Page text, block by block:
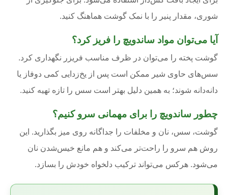
شوری، مقدار پنیر را با نمک گوشت هماهنگ کنید.
آیا می‌توان مواد ساندویچ را فریز کرد؟
گوشت پخته را می‌توان در ظرف مناسب فریزر نگهداری کرد.
سس‌های حاوی شیر ممکن است پس از یخ‌زدایی کمی دوفاز یا
دانه‌دانه شوند؛ به همین دلیل بهتر است سس را تازه تهیه کنید.
چطور ساندویچ را برای مهمانی سرو کنیم؟
گوشت، سس، نان و مخلفات را جداگانه روی میز بگذارید. این
روش هم سرو را راحت‌تر می‌کند و هم مانع خیس‌شدن نان
می‌شود. هرکس می‌تواند ترکیب دلخواه خودش را بسازد.